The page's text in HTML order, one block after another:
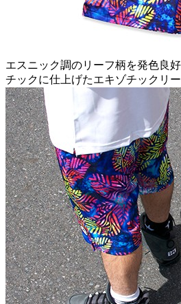
エスニック調のリーフ柄を発色良
チックに仕上げたエキゾチックリー